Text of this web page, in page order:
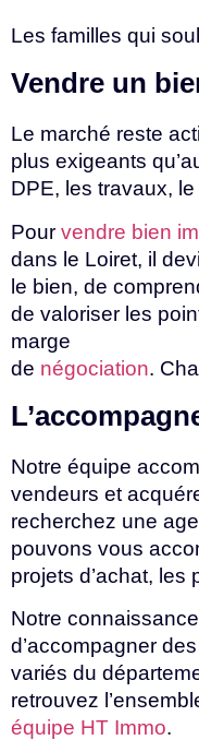
Les familles qui
Vendre un
Le marché reste
plus exigeants
DPE, les travaux, le
Pour vendre bien
dans le Loiret, il
le bien, de
de valoriser les
marge
de négociation.
Notre équipe
vendeurs et
recherchez une
pouvons vous
projets d’achat, les
Notre
d’accompagner
variés du
retrouvez
équipe HT Immo.